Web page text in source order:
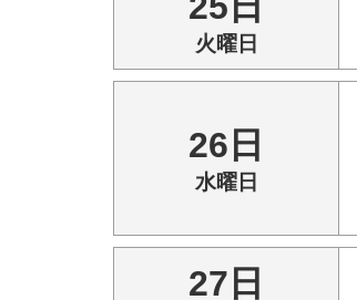
火曜日
26日
水曜日
27日